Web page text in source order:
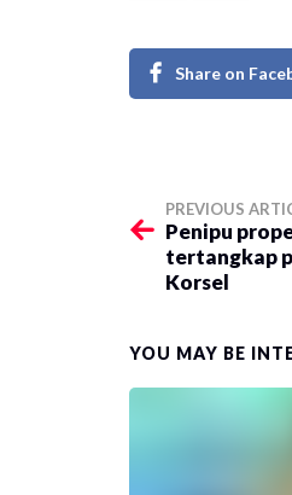
Share on
PREVIOUS
​Penipu
tertangkap
Korsel
YOU MAY BE